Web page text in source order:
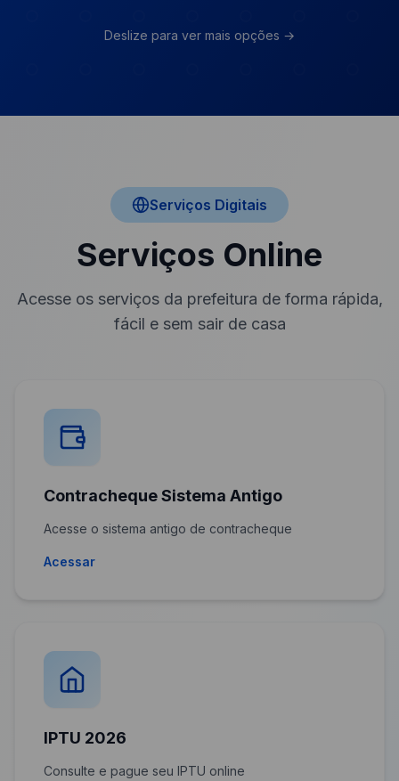
Deslize para ver mais opções →
Serviços Digitais
Serviços Online
Acesse os serviços da prefeitura de forma rápida,
fácil e sem sair de casa
Contracheque Sistema Antigo
Acesse o sistema antigo de contracheque
Acessar
IPTU 2026
Consulte e pague seu IPTU online